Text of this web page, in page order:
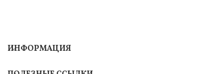
ИНФОРМАЦИЯ